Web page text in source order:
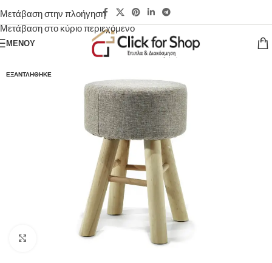
Μετάβαση στην πλοήγηση
Μετάβαση στο κύριο περιεχόμενο
ΜΕΝΟΎ
ΕΞΑΝΤΛΉΘΗΚΕ
Κάντε κλικ για μεγέθυνση